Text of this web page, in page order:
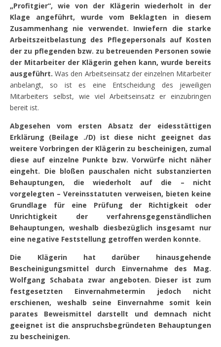
„Profitgier“, wie von der Klägerin wiederholt in der
Klage angeführt, wurde vom Beklagten in diesem
Zusammenhang nie verwendet. Inwiefern die starke
Arbeitszeitbelastung des Pflegepersonals auf Kosten
der zu pflegenden bzw. zu betreuenden Personen sowie
der Mitarbeiter der Klägerin gehen kann, wurde bereits
ausgeführt. Was den Arbeitseinsatz der einzelnen Mitarbeiter
anbelangt, so ist es eine Entscheidung des jeweiligen
Mitarbeiters selbst, wie viel Arbeitseinsatz er einzubringen
bereit ist.
Abgesehen vom ersten Absatz der eidesstättigen
Erklärung (Beilage ./D) ist diese nicht geeignet das
weitere Vorbringen der Klägerin zu bescheinigen, zumal
diese auf einzelne Punkte bzw. Vorwürfe nicht näher
eingeht. Die bloßen pauschalen nicht substanzierten
Behauptungen, die wiederholt auf die – nicht
vorgelegten – Vereinsstatuten verweisen, bieten keine
Grundlage für eine Prüfung der Richtigkeit oder
Unrichtigkeit der verfahrensgegenständlichen
Behauptungen, weshalb diesbezüglich insgesamt nur
eine negative Feststellung getroffen werden konnte.
Die Klägerin hat darüber hinausgehende
Bescheinigungsmittel durch Einvernahme des Mag.
Wolfgang Schabata zwar angeboten. Dieser ist zum
festgesetzten Einvernahmetermin jedoch nicht
erschienen, weshalb seine Einvernahme somit kein
parates Beweismittel darstellt und demnach nicht
geeignet ist die anspruchsbegründeten Behauptungen
zu bescheinigen.